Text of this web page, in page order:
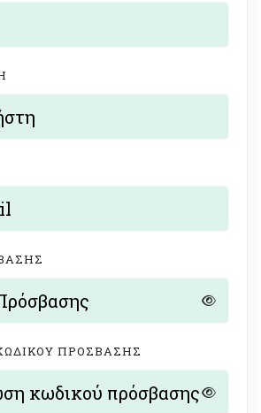
ΠΡΌΣΒΑΣΗΣ